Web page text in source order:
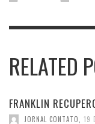
RELATED
FRANKLIN
JORNAL CONTATO 19